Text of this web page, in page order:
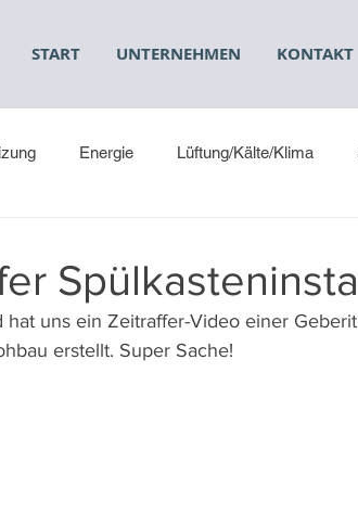
START UNTERNEHMEN KONTAKT
Energie Lüftung/Kälte/Klima
uns ein Zeitraffer-Video einer
erstellt. Super Sache!